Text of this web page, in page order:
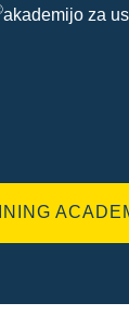
akademijo za